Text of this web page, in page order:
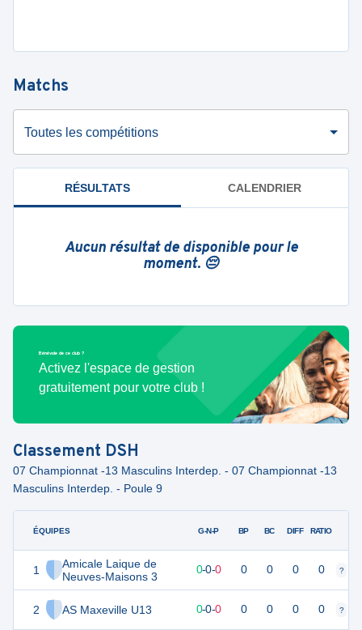
Matchs
Toutes les compétitions
RÉSULTATS CALENDRIER
Aucun résultat de disponible pour le
moment. 😔
Bénévole de ce club ?
Activez l'espace de gestion
gratuitement pour votre club !
Classement DSH
07 Championnat -13 Masculins Interdep. - 07 Championnat -13
Masculins Interdep. - Poule 9
ÉQUIPES
1
Amicale Laique de
Neuves-Maisons 3
2 AS Maxeville U13
G-N-P BP BC DIFF RATIO
0 0-0-0 0 0 0 0 ?
0 0-0-0 0 0 0 0 ?